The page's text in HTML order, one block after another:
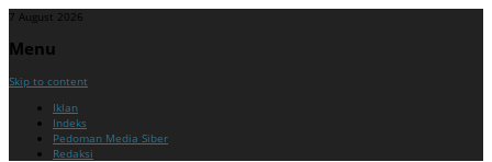
7 August 2026
Menu
Skip to content
Iklan
Indeks
Pedoman Media Siber
Redaksi